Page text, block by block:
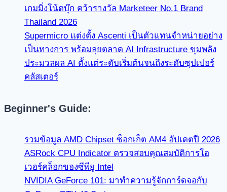
เกมมิ่งโน้ตบุ๊ก คว้ารางวัล Marketeer No.1 Brand
Thailand 2026
Supermicro แต่งตั้ง Ascenti เป็นตัวแทนจำหน่ายอย่าง
เป็นทางการ พร้อมลุยตลาด AI Infrastructure ขุมพลัง
ประมวลผล AI ตั้งแต่ระดับเริ่มต้นจนถึงระดับซุปเปอร์
คลัสเตอร์
Beginner's Guide:
รวมข้อมูล AMD Chipset ซ็อกเก็ต AM4 อัปเดตปี 2026
ASRock CPU Indicator ตรวจสอบคุณสมบัติการโอ
เวอร์คล็อกของซีพียู Intel
NVIDIA GeForce 101: มาทำความรู้จักการ์ดจอกับ